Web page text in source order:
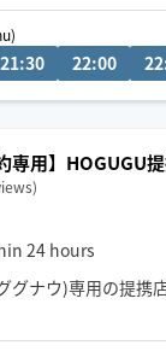
ト手技◎高評価
ございます
予約助かります
感謝いたします
21:30 22:00
専用】HOGUGU
24 hours
グナウ)専用の提携
女性セラピストが